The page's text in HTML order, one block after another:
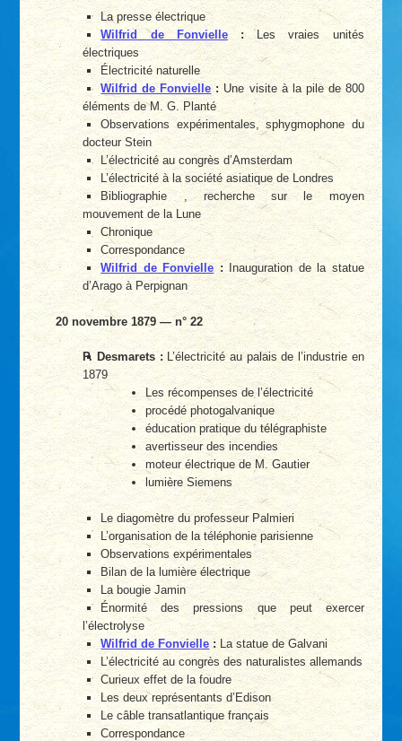
La presse électrique
Wilfrid de Fonvielle: Les vraies unités
électriques
Électricité naturelle
Wilfrid de Fonvielle: Une visite à la pile de 800
éléments de M. G. Planté
Observations expérimentales, sphygmophone du
docteur Stein
L’électricité au congrès d’Amsterdam
L’électricité à la société asiatique de Londres
Bibliographie , recherche sur le moyen
mouvement de la Lune
Chronique
Correspondance
Wilfrid de Fonvielle:Inauguration de la statue
d’Arago à Perpignan
20 novembre 1879 — n° 22
P. Desmarets :L’électricité au palais de l’industrie en
1879
Les récompenses de l’électricité
procédé photogalvanique
éducation pratique du télégraphiste
avertisseur des incendies
moteur électrique de M. Gautier
lumière Siemens
Le diagomètre du professeur Palmieri
L’organisation de la téléphonie parisienne
Observations expérimentales
Bilan de la lumière électrique
La bougie Jamin
Énormité des pressions que peut exercer
l’électrolyse
Wilfrid de Fonvielle:La statue de Galvani
L’électricité au congrès des naturalistes allemands
Curieux effet de la foudre
Les deux représentants d’Edison
Le câble transatlantique français
Correspondance